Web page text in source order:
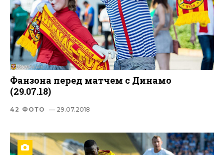
Фанзона перед матчем с Динамо
(29.07.18)
42 ФОТО — 29.07.2018